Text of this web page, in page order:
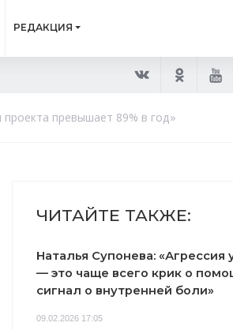
РЕДАКЦИЯ
превышает 89% в год»
ЧИТАЙТЕ ТАКЖЕ:
Наталья Супонева: «Агрессия
— это чаще всего крик о
сигнал о внутренней боли»
09.02.2026 17:05